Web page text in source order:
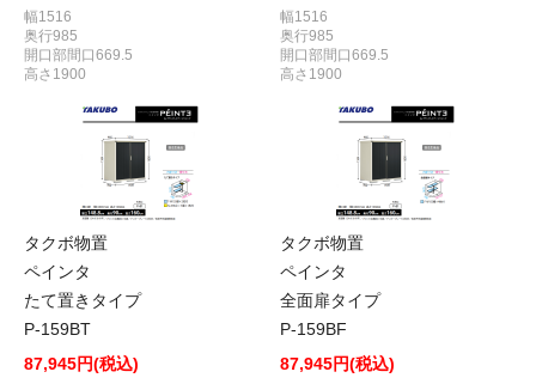
幅1516
奥行985
開口部間口669.5
高さ1900
幅1516
奥行985
開口部間口669.5
高さ1900
タクボ物置
ペインタ
たて置きタイプ
P-159BT
87,945円(税込)
タクボ物置
ペインタ
全面扉タイプ
P-159BF
87,945円(税込)